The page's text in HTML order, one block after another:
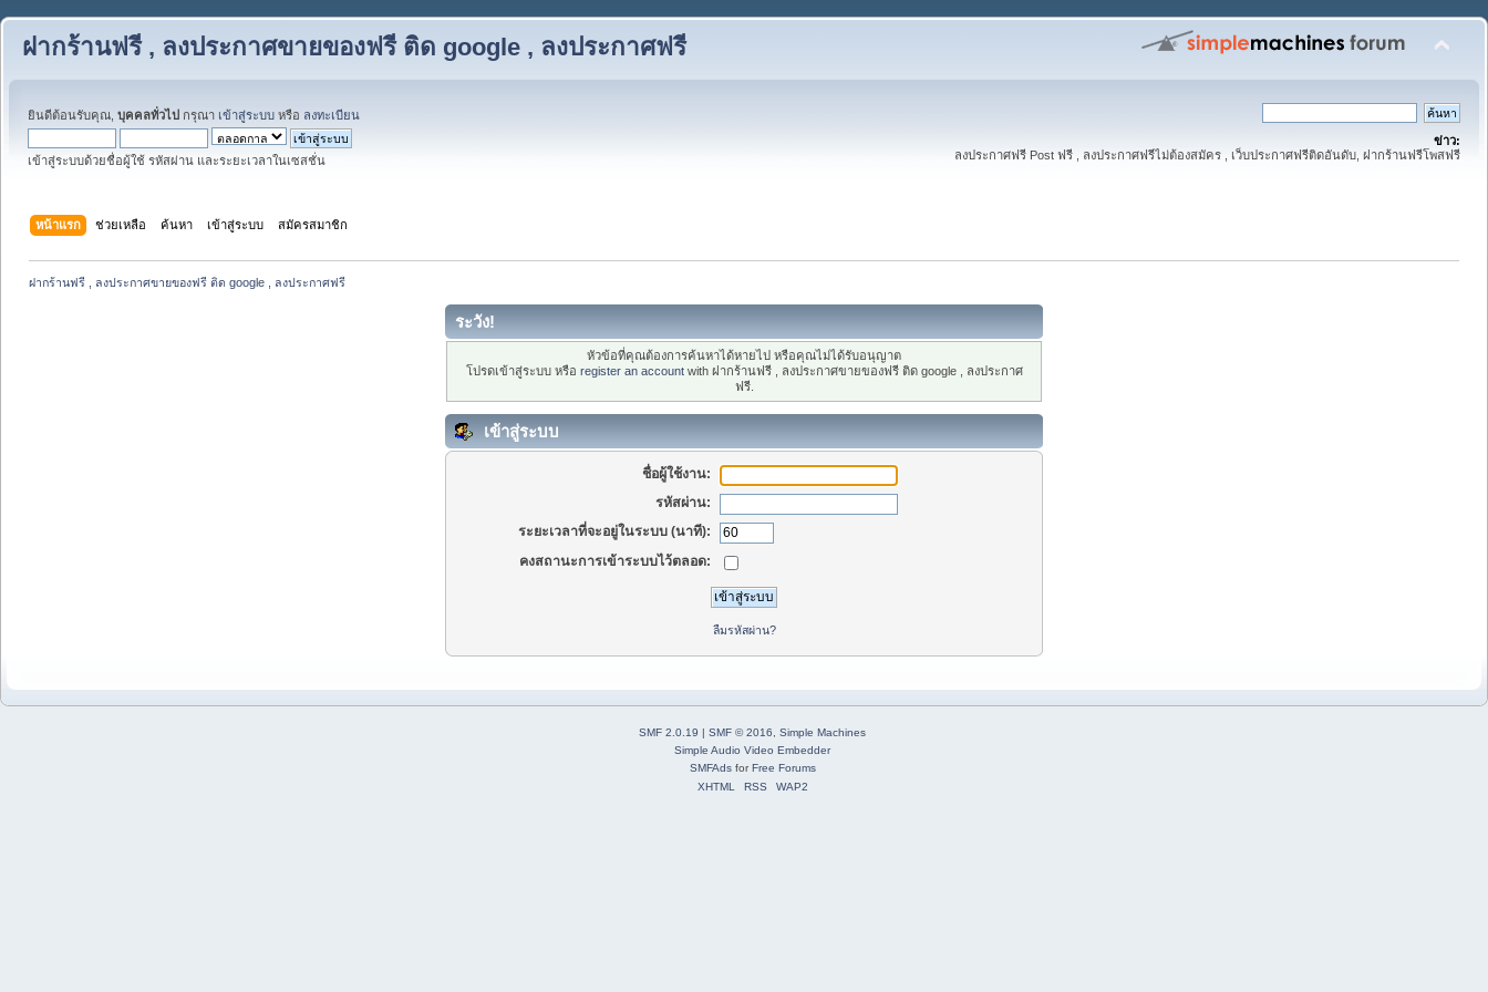
ฝากร้านฟรี , ลงประกาศขายของฟรี ติด google , ลงประกาศฟรี
ยินดีต้อนรับคุณ, บุคคลทั่วไป กรุณา เข้าสู่ระบบ หรือ ลงทะเบียน
เข้าสู่ระบบด้วยชื่อผู้ใช้ รหัสผ่าน และระยะเวลาในเซสชั่น
ข่าว:
ลงประกาศฟรี Post ฟรี , ลงประกาศฟรีไม่ต้องสมัคร , เว็บประกาศฟรีติดอันดับ, ฝากร้านฟรีโพสฟรี
หน้าแรก ช่วยเหลือ ค้นหา เข้าสู่ระบบ สมัครสมาชิก
ฝากร้านฟรี , ลงประกาศขายของฟรี ติด google , ลงประกาศฟรี
ระวัง!
หัวข้อที่คุณต้องการค้นหาได้หายไป หรือคุณไม่ได้รับอนุญาต
โปรดเข้าสู่ระบบ หรือ register an accountwith ฝากร้านฟรี , ลงประกาศขายของฟรี ติด google , ลงประกาศ
ฟรี.
เข้าสู่ระบบ
ชื่อผู้ใช้งาน:
รหัสผ่าน:
ระยะเวลาที่จะอยู่ในระบบ (นาที):
คงสถานะการเข้าระบบไว้ตลอด:
ลืมรหัสผ่าน?
SMF 2.0.19 | SMF © 2016
Simple Machines
Simple Audio Video Embedder
SMFAdsforFree Forums
XHTML
RSS WAP2